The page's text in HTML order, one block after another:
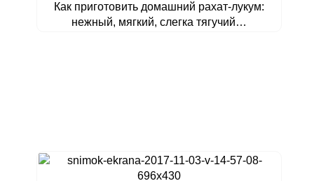
Как приготовить домашний рахат-лукум:
нежный, мягкий, слегка тягучий…